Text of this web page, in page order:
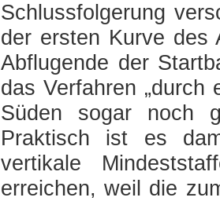
Schlussfolgerung
der ersten Kurve des
Abflugende der
das Verfahren „durch
Süden sogar noch
Praktisch ist es
vertikale
erreichen, weil die